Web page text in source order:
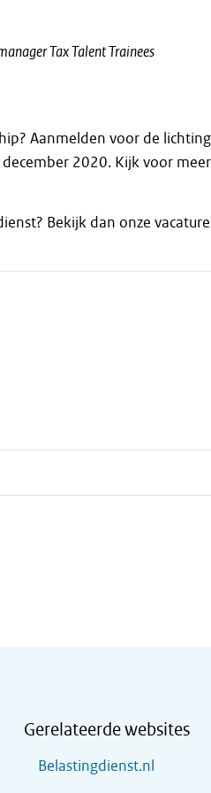
Tax Talent Trainees
Aanmelden voor de lichting
2020. Kijk voor meer
Bekijk dan onze
Gerelateerde websites
Belastingdienst.nl